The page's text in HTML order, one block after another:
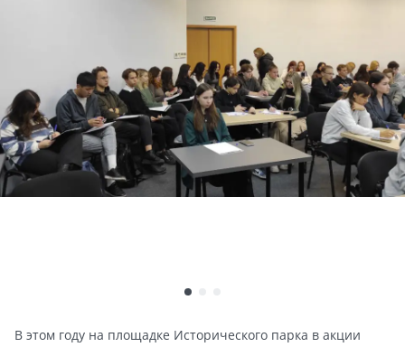
В этом году на площадке Исторического парка в акции